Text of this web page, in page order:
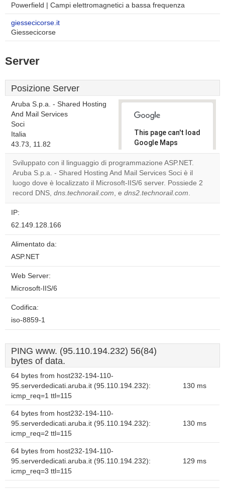
Powerfield | Campi elettromagnetici a bassa frequenza
giessecicorse.it
Giessecicorse
Server
Posizione Server
Aruba S.p.a. - Shared Hosting
And Mail Services
Soci
Italia
43.73, 11.82
This page can't load
Google Maps
correctly.
Do you
own this
website?
OK
Sviluppato con il linguaggio di programmazione ASP.NET.
Aruba S.p.a. - Shared Hosting And Mail Services Soci è il
luogo dove è localizzato il Microsoft-IIS/6 server. Possiede 2
record DNS, dns.technorail.com, e dns2.technorail.com.
IP:
62.149.128.166
Alimentato da:
ASP.NET
Web Server:
Microsoft-IIS/6
Codifica:
iso-8859-1
PING www. (95.110.194.232) 56(84)
bytes of data.
64 bytes from host232-194-110-
95.serverdedicati.aruba.it (95.110.194.232):
icmp_req=1 ttl=115
130 ms
64 bytes from host232-194-110-
95.serverdedicati.aruba.it (95.110.194.232):
icmp_req=2 ttl=115
130 ms
64 bytes from host232-194-110-
95.serverdedicati.aruba.it (95.110.194.232):
icmp_req=3 ttl=115
129 ms